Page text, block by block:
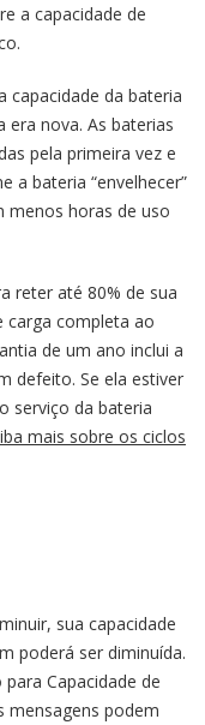
a capacidade de
capacidade da bateria
era nova. As baterias
pela primeira vez e
a bateria “envelhecer”
menos horas de uso
reter até 80% de sua
carga completa ao
de um ano inclui a
defeito. Se ela estiver
serviço da bateria
mais sobre os ciclos
sua capacidade
poderá ser diminuída.
Capacidade de
mensagens podem